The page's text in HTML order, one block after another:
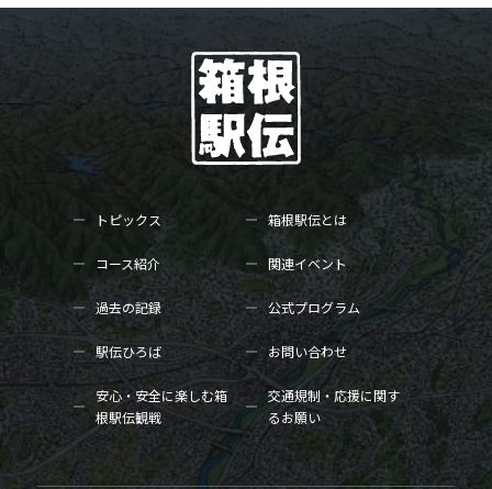
トピックス 箱根駅伝とは
コース紹介 関連イベント
過去の記録 公式プログラム
駅伝ひろば お問い合わせ
安心・安全に楽しむ箱
根駅伝観戦
交通規制・応援に関す
るお願い